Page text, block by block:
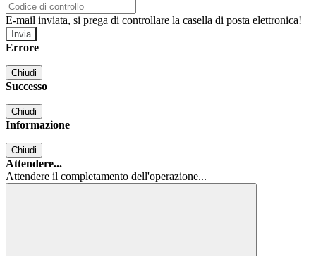
E-mail inviata, si prega di controllare la casella di posta elettronica!
Errore
Chiudi
Successo
Chiudi
Informazione
Chiudi
Attendere...
Attendere il completamento dell'operazione...